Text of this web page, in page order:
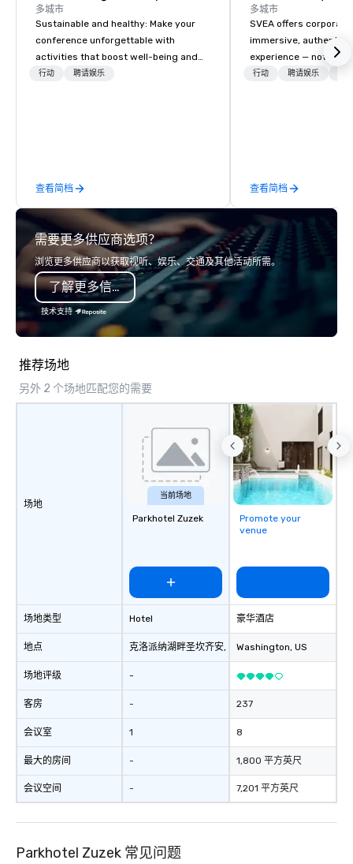
多城市
Sustainable and healthy: Make your
conference unforgettable with
activities that boost well-being and
lower carbon footprints. Explore the
行动 聘请娱乐
查看简档
多城市
SVEA offers
immersive, authentic
experience — not a
transformation. We
offsites. Whether
think like a Silicon
explore the mindsets
world's fastest-
or walk away with a
innovation playbook,
Fully customizable by
行动 聘请娱乐
查看简档
需要更多供应商选项？
浏览更多供应商以获取视听、娱乐、交通及其他活动所需。
了解更多信息
技术支持
推荐场地
另外 2 个场地匹配您的需要
场地
场地类型
地点
场地评级
客房
会议室
最大的房间
会议空间
当前场地
Parkhotel Zuzek
Hotel
克洛派纳湖畔圣坎齐安, AT
-
-
1
-
-
Promote your
venue
豪华酒店
Washington, US
237
8
1,800 平方英尺
7,201 平方英尺
Parkhotel Zuzek 常见问题